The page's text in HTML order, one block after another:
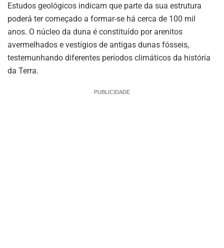
Estudos geológicos indicam que parte da sua estrutura
poderá ter começado a formar-se há cerca de 100 mil
anos. O núcleo da duna é constituído por arenitos
avermelhados e vestígios de antigas dunas fósseis,
testemunhando diferentes períodos climáticos da história
da Terra.
PUBLICIDADE